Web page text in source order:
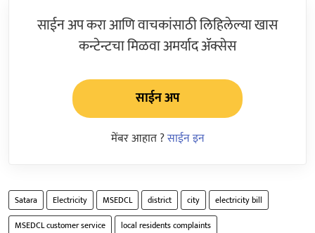
साईन अप करा आणि वाचकांसाठी लिहिलेल्या खास
कन्टेन्टचा मिळवा अमर्याद ॲक्सेस
साईन अप
मेंबर आहात ?साईन इन
Satara Electricity MSEDCL district city
electricity bill
MSEDCL customer service
local residents complaints